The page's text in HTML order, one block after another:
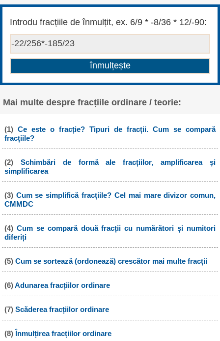
Introdu fracțiile de înmulțit, ex. 6/9 * -8/36 * 12/-90:
Mai multe despre fracțiile ordinare / teorie:
(1) Ce este o fracție? Tipuri de fracții. Cum se compară
fracțiile?
(2) Schimbări de formă ale fracțiilor, amplificarea și
simplificarea
(3) Cum se simplifică fracțiile? Cel mai mare divizor comun,
CMMDC
(4) Cum se compară două fracții cu numărători și numitori
diferiți
(5) Cum se sortează (ordonează) crescător mai multe fracții
(6)Adunarea fracțiilor ordinare
(7) Scăderea fracțiilor ordinare
(8) Înmulțirea fracțiilor ordinare